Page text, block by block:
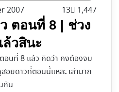
2007 13 1,447
ตอนที่ 8 | ช่วง
วสินะ
ตอนที่ 8 แล้ว คิดว่า คงต้องจบ
อยดาวที่ตอนนี้แหละ เล่ามาก
กัน